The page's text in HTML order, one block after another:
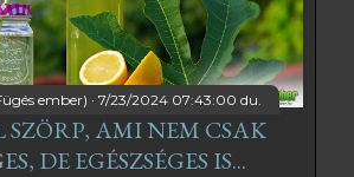
ember) 7/23/2024 07:43:00 du.
SZÖRP, AMI NEM CSAK
DE EGÉSZSÉGES IS...